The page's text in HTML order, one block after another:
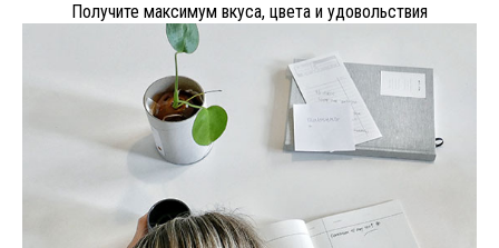
Получите максимум вкуса, цвета и удовольствия